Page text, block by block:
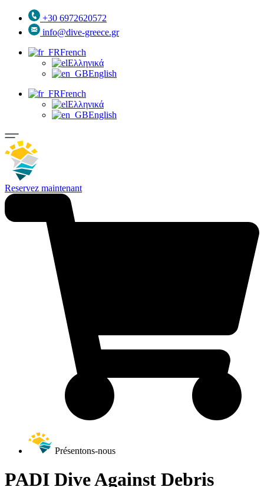
+30 6972620572
info@dive-greece.gr
French
Ελληνικά
English
French
Ελληνικά
English
Reservez maintenant
Présentons-nous
PADI Dive Against Debris